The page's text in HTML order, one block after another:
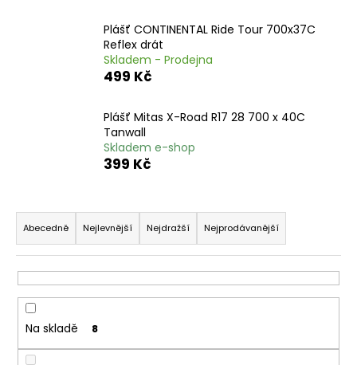
Plášť CONTINENTAL Ride Tour 700x37C
Reflex drát
Skladem - Prodejna
499 Kč
Plášť Mitas X-Road R17 28 700 x 40C
Tanwall
Skladem e-shop
399 Kč
Ř
a
z
e
n
p
r
Abecedně Nejlevnější Nejdražší Nejprodávanější
Na skladě 8
D
o
p
o
u